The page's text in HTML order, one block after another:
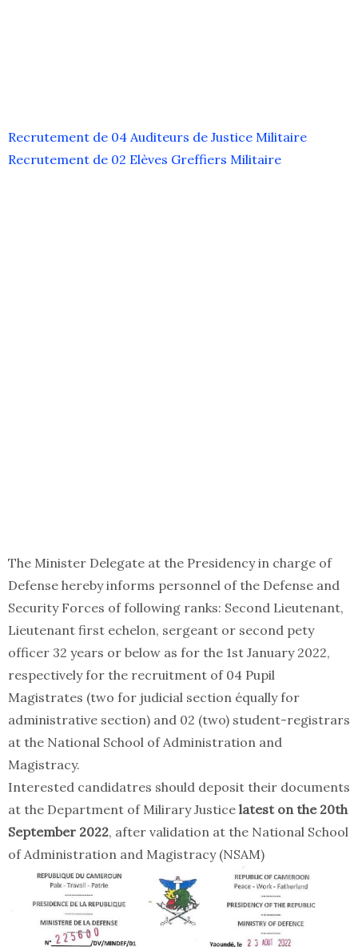
Recrutement de 04 Auditeurs de Justice Militaire
Recrutement de 02 Elèves Greffiers Militaire
The Minister Delegate at the Presidency in charge of
Defense hereby informs personnel of the Defense and
Security Forces of following ranks: Second Lieutenant,
Lieutenant first echelon, sergeant or second pety
officer 32 years or below as for the 1st January 2022,
respectively for the recruitment of 04 Pupil
Magistrates (two for judicial section équally for
administrative section) and 02 (two) student-registrars
at the National School of Administration and
Magistracy.
Interested candidatres should deposit their documents
at the Department of Milirary Justice latest on the 20th
September 2022, after validation at the National School
of Administration and Magistracy (NSAM)